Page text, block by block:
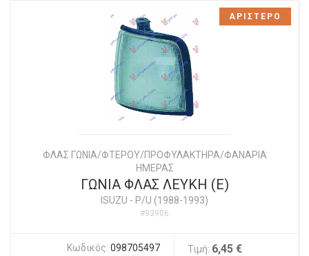
ΦΛΑΣ ΓΩΝΙΑ/ΦΤΕΡΟΥ/ΠΡΟΦΥΛΑΚΤΗΡΑ/ΦΑΝΑΡΙΑ
ΗΜΕΡΑΣ
ΓΩΝΙΑ ΦΛΑΣ ΛΕΥΚΗ (E)
ISUZU - P/U (1988-1993)
#93906
Κωδικός: 098705497 Τιμή: 6,45 €
ΑΡΙΣΤΕΡΟ